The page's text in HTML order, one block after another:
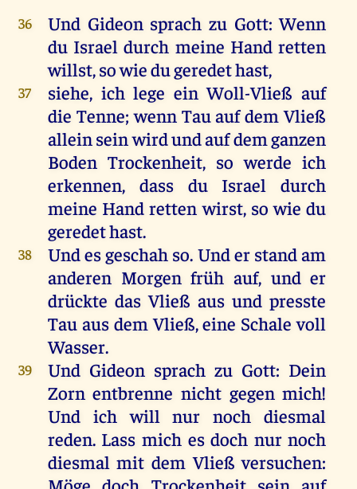
36 Und Gideon sprach zu Gott:Wenn
du Israel durch meine Hand retten
willst,sowiedugeredethast,
37 siehe, ich lege einWoll-Vließauf
die Tenne;wenn Tau auf dem Vließ
alleinseinwirdundaufdemganzen
Boden Trockenheit, so werde ich
erkennen, dass du Israel
durch
meine Hand retten wirst, so wie du
geredethast.
38 Undesgeschah so. Under standam
anderen Morgen früh auf, und er
drückte dasVließaus und presste
Tau aus dem Vließ,eine Schale voll
Wasser.
39 Und Gideon sprach zu Gott: Dein
Zorn entbrenne nicht gegen mich!
Und ich will nur noch diesmal
reden. Lass mich es doch nur noch
diesmal mit dem Vließversuchen: